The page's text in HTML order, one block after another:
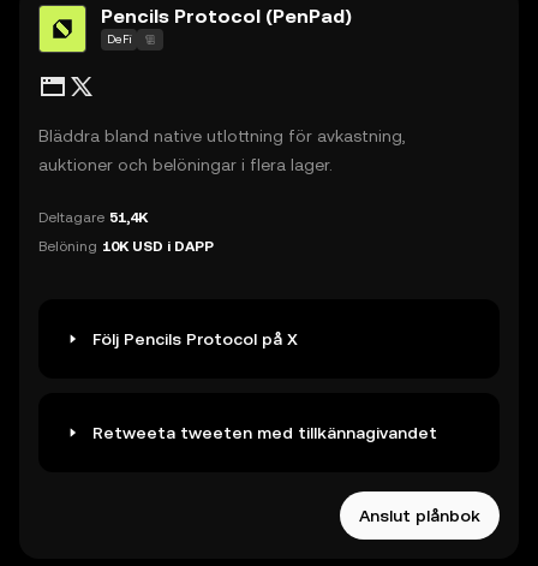
Pencils Protocol (PenPad)
DeFi
Bläddra bland native utlottning för avkastning,
auktioner och belöningar i flera lager.
Deltagare 51,4K
Belöning 10K USD i DAPP
Följ Pencils Protocol på X
Retweeta tweeten med tillkännagivandet
Anslut plånbok